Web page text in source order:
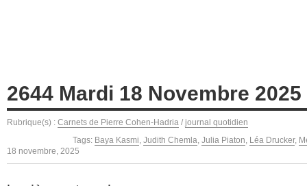
2644 Mardi 18 Novembre 2025
Rubrique(s) : Carnets de Pierre Cohen-Hadria / journal quotidien
Tags: Baya Kasmi Judith Chemla Julia Piaton Léa Drucker,
18 novembre, 2025